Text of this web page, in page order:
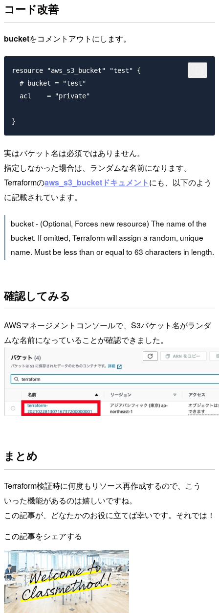
コード改善
bucketをコメントアウトにします。
resource "aws_s3_bucket" "test" {
  # bucket = "test"
  acl    = "private"
実はバケット名は必須ではありません。
指定しなかった場合は、ランダムな名前になります。
Terraformのaws_s3_bucketドキュメントにも、以下のよう
に記載されています。
bucket - (Optional, Forces new resource) The name of the
bucket. If omitted, Terraform will assign a random, unique
name. Must be less than or equal to 63 characters in length.
確認してみる
AWSマネージメントコンソールで、S3バケット名がランダ
ムな名前になっていることが確認できました。
まとめ
Terraform検証時に何度もリソース再作成するので、こう
いった機能があるのは嬉しいですね。
この記事が、どなたかのお役に立てば幸いです。それでは！
この記事をシェアする